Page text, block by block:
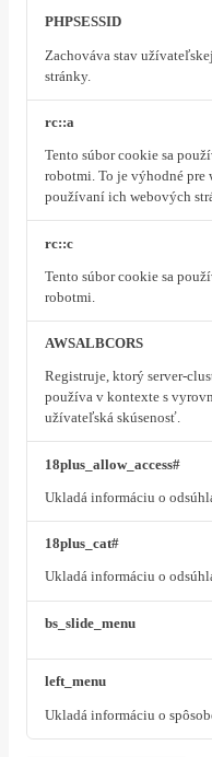
PHPSESSID
Zachováva stav
stránky.
rc::a
Tento súbor cookie sa
robotmi. To je výhodné pre
používaní ich webových
rc::c
Tento súbor cookie sa
robotmi.
AWSALBCORS
Registruje, ktorý server-
používa v kontexte s
užívateľská skúsenosť.
18plus_allow_access#
Ukladá informáciu o
18plus_cat#
Ukladá informáciu o
bs_slide_menu
left_menu
Ukladá informáciu o